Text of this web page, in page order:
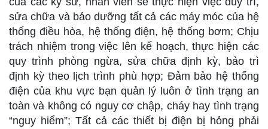
sửa chữa và bảo dưỡng tất cả các máy móc của hệ
thống điều hòa, hệ thống điện, hệ thống bơm; Chịu
trách nhiệm trong việc lên kế hoạch, thực hiện các
quy trình phòng ngừa, sửa chữa định kỳ, bảo trì
định kỳ theo lịch trình phù hợp; Đảm bảo hệ thống
điện của khu vực bạn quản lý luôn ở tình trạng an
toàn và không có nguy cơ chập, cháy hay tình trạng
“nguy hiểm”; Tất cả các thiết bị điện bị hỏng phải